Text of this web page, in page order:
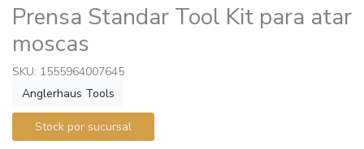
Prensa Standar Tool Kit para atar
moscas
SKU: 1555964007645
Anglerhaus Tools
Stock por sucursal